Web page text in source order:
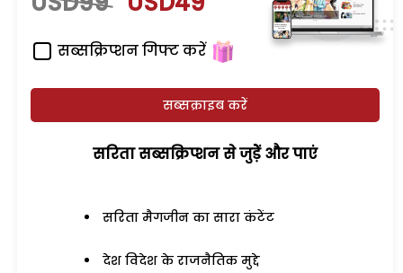
सब्सक्रिप्शन गिफ्ट करें
सब्सक्राइब करें
सरिता सब्सक्रिप्शन से जुड़ेें और पाएं
सरिता मैगजीन का सारा कंटेंट
देश विदेश के राजनैतिक मुद्दे